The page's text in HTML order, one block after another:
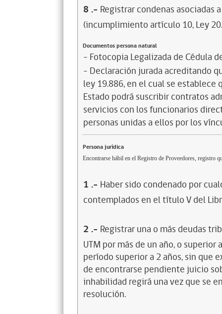
8 .- Registrar condenas asociadas
(incumplimiento artículo 10, Ley
Documentos persona natural
- Fotocopia Legalizada de Cédula
- Declaración jurada acreditando
ley 19.886, en el cual se
Estado podrá suscribir contratos
servicios con los funcionarios
personas unidas a ellos por los
Persona jurídica
Encontrarse hábil en el Registro de Proveedores, registro
1 .- Haber sido condenado por
contemplados en el título V del
2 .- Registrar una o más deudas
UTM por más de un año, o
período superior a 2 años, sin que
de encontrarse pendiente juicio
inhabilidad regirá una vez que se
resolución.